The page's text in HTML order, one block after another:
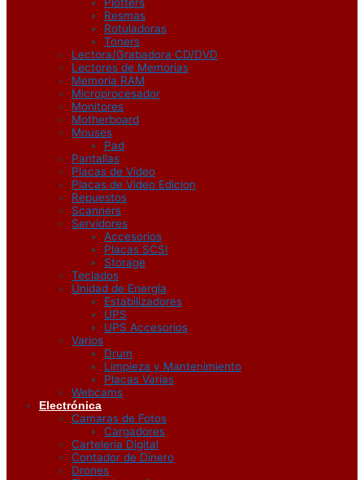
Plotters
Resmas
Rotuladoras
Toners
Lectora/Grabadora CD/DVD
Lectores de Memorias
Memoria RAM
Microprocesador
Monitores
Motherboard
Mouses
Pad
Pantallas
Placas de Video
Placas de Video Edicion
Repuestos
Scanners
Servidores
Accesorios
Placas SCSI
Storage
Teclados
Unidad de Energía
Estabilizadores
UPS
UPS Accesorios
Varios
Drum
Limpieza y Mantenimiento
Placas Varias
Webcams
Electrónica
Camaras de Fotos
Cargadores
Carteleria Digital
Contador de Dinero
Drones